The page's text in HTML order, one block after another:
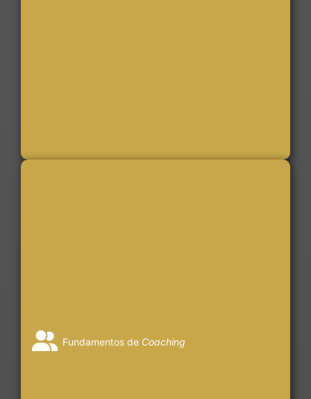
Fundamentos de Coaching